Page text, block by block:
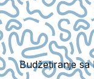
Budžetiranje